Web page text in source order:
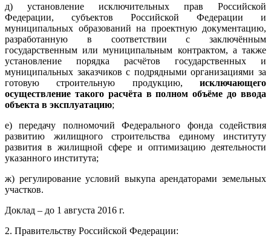
д) установление исключительных прав Российской
Федерации, субъектов Российской Федерации и
муниципальных образований на проектную документацию,
разработанную в соответствии с заключённым
государственным или муниципальным контрактом, а также
установление порядка расчётов государственных и
муниципальных заказчиков с подрядными организациями за
готовую строительную продукцию, исключающего
осуществление такого расчёта в полном объёме до ввода
объекта в эксплуатацию;
е) передачу полномочий Федерального фонда содействия
развитию жилищного строительства единому институту
развития в жилищной сфере и оптимизацию деятельности
указанного института;
ж) регулирование условий выкупа арендаторами земельных
участков.
Доклад – до 1 августа 2016 г.
2. Правительству Российской Федерации: